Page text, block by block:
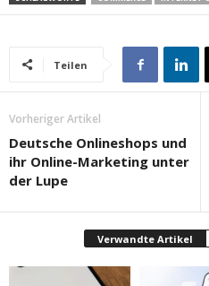
Teilen
Vorheriger Artikel
Deutsche Onlineshops und
ihr Online-Marketing unter
der Lupe
Verwandte Artikel